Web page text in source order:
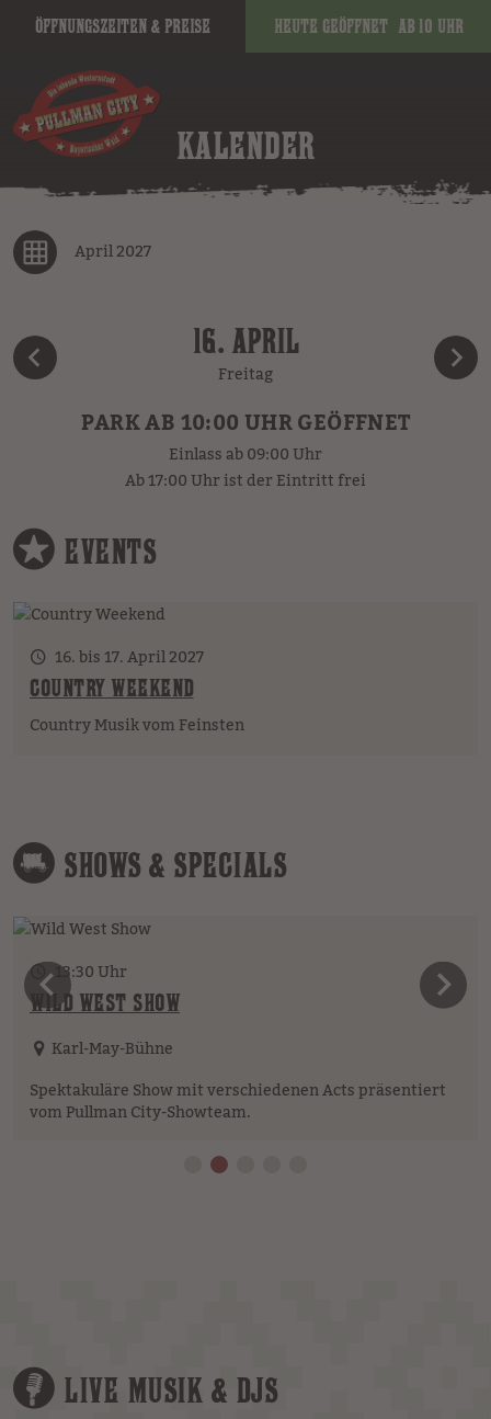
Öffnungszeiten & Preise Heute geöffnet ab 10 Uhr
KALENDER
April 2027
16. APRIL
Freitag
PARK AB 10:00 UHR GEÖFFNET
Einlass ab 09:00 Uhr
Ab 17:00 Uhr ist der Eintritt frei
EVENTS
16. bis 17. April 2027
COUNTRY WEEKEND
Country Musik vom Feinsten
SHOWS & SPECIALS
13:30 Uhr
WILD WEST SHOW
Karl-May-Bühne
Spektakuläre Show mit verschiedenen Acts präsentiert
vom Pullman City-Showteam.
vorheriges Element
LIVE MUSIK & DJS